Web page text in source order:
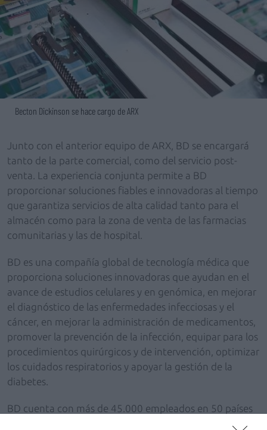
Becton Dickinson se hace cargo de ARX
Junto con el anterior equipo de ARX, BD se encargará
tanto de la parte comercial, como del servicio post-
venta. La experiencia conjunta permite a BD
proporcionar soluciones fiables e innovadoras al tiempo
que garantiza servicios de alta calidad tanto para el
almacén como para la zona de venta de las farmacias
comunitarias y las de hospital.
BD es una compañía global de tecnología médica que
proporciona soluciones innovadoras que ayudan en el
avance de estudios celulares y en genómica, en mejorar
el diagnóstico de las enfermedades infecciosas y el
cáncer, en mejorar la administración de medicamentos,
promover la prevención de la infección, equipar para los
procedimientos quirúrgicos y de intervención, optimizar
los cuidados respiratorios y apoyar la gestión de la
diabetes.
BD cuenta con más de 45.000 empleados en 50 países
que trabajan en estrecha colaboración con los clientes y